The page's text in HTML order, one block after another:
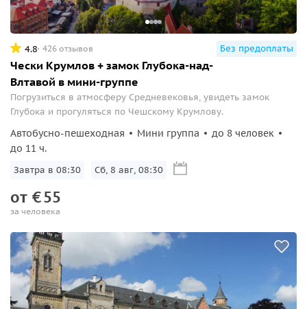
4.8 426 отзывов Без предоплаты
Чески Крумлов + замок Глубока-над-
Влтавой в мини-группе
Погрузиться в атмосферу Средневековья, увидеть замок
Глубока и прогуляться по Чешскому Крумлову.
Автобусно-пешеходная Мини группа
до 8 человек
до 11 ч.
Завтра в 08:30 Сб, 8 авг, 08:30
от €55
за человека